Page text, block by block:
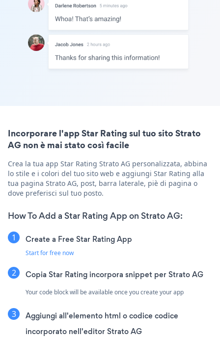
Incorporare l'app Star Rating sul tuo sito Strato
AG non è mai stato così facile
Crea la tua app Star Rating Strato AG personalizzata, abbina
lo stile e i colori del tuo sito web e aggiungi Star Rating alla
tua pagina Strato AG, post, barra laterale, piè di pagina o
dove preferisci sul tuo posto.
How To Add a Star Rating App on Strato AG:
Create a Free Star Rating App
Start for free now
Copia Star Rating incorpora snippet per Strato AG
Your code block will be available once you create your app
Aggiungi all'elemento html o codice codice
incorporato nell'editor Strato AG